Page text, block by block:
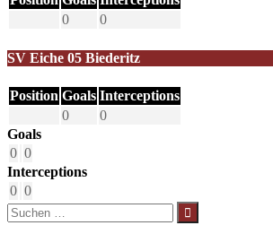
0
0
SV Eiche 05 Biederitz
Position Goals Interceptions
0
0
Goals
0 0
Interceptions
0 0
Suchen
nach: